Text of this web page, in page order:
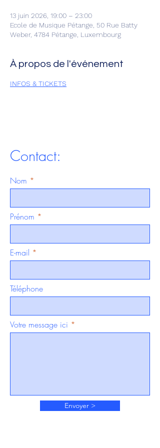
13 juin 2026, 19:00 – 23:00
Ecole de Musique Pétange, 50 Rue Batty
Weber, 4784 Pétange, Luxembourg
À propos de l'événement
INFOS & TICKETS
Contact:
Nom
Prénom
E-mail
Téléphone
Votre message ici
Envoyer >